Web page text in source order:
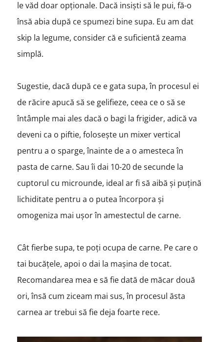
le văd doar opționale. Dacă insiști să le pui, fă-o
însă abia după ce spumezi bine supa. Eu am dat
skip la legume, consider că e suficientă zeama
simplă.
Sugestie, dacă după ce e gata supa, în procesul ei
de răcire apucă să se gelifieze, ceea ce o să se
întâmple mai ales dacă o bagi la frigider, adică va
deveni ca o piftie, folosește un mixer vertical
pentru a o sparge, înainte de a o amesteca în
pasta de carne. Sau îi dai 10-20 de secunde la
cuptorul cu microunde, ideal ar fi să aibă și puțină
lichiditate pentru a o putea încorpora și
omogeniza mai ușor în amestectul de carne.
Cât fierbe supa, te poți ocupa de carne. Pe care o
tai bucățele, apoi o dai la mașina de tocat.
Recomandarea mea e să fie dată de măcar două
ori, însă cum ziceam mai sus, în procesul ăsta
carnea ar trebui să fie deja foarte rece.